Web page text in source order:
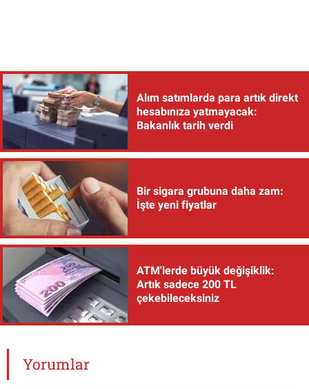
Alım satımlarda para artık direkt
hesabınıza yatmayacak:
Bakanlık tarih verdi
Bir sigara grubuna daha zam:
İşte yeni fiyatlar
ATM'lerde büyük değişiklik:
Artık sadece 200 TL
çekebileceksiniz
Yorumlar